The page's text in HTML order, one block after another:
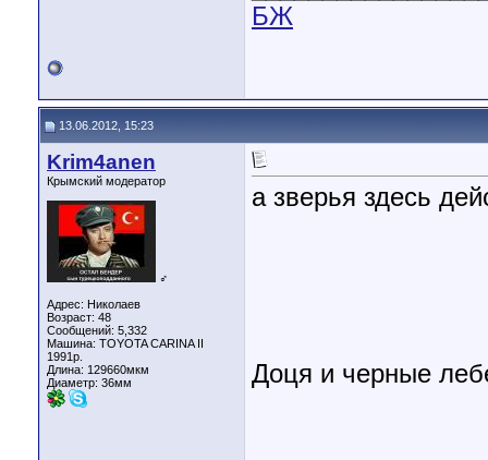
БЖ
13.06.2012, 15:23
Krim4anen
Крымский модератор
♂
Адрес: Николаев
Возраст: 48
Сообщений: 5,332
Машина: TOYOTA CARINA II
1991р.
Длина: 129660мкм
Диаметр: 36мм
а зверья здесь
Доця и черные